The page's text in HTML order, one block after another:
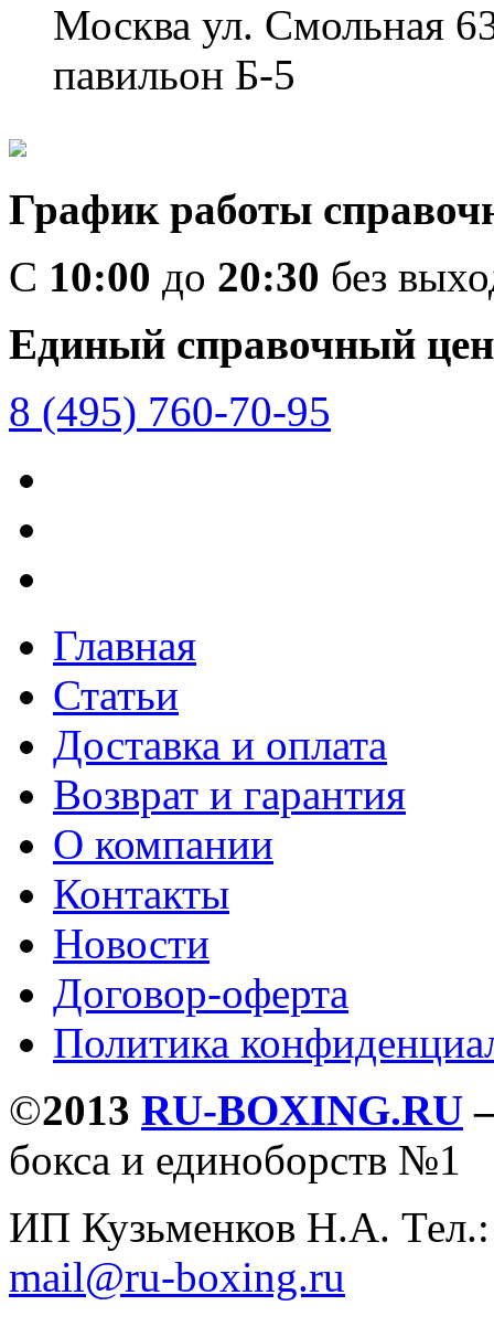
Москва ул. Смольная
павильон Б-5
График работы
C 10:00 до 20:30 без
Единый справочный
8 (495) 760-70-95
Главная
Статьи
Доставка и оплата
Возврат и гарантия
О компании
Контакты
Новости
Договор-оферта
Политика
©2013 RU-BOXING.RU
бокса и единоборств №1
ИП Кузьменков Н.А.
mail@ru-boxing.ru